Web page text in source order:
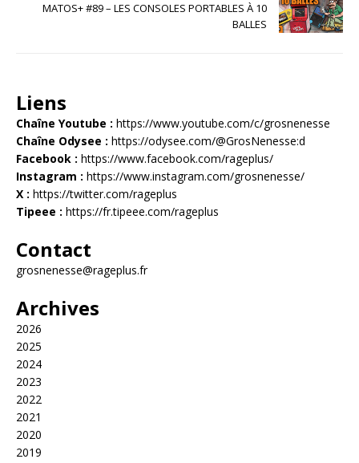
MATOS+ #89 – LES CONSOLES PORTABLES À 10
BALLES
Liens
Chaîne Youtube : https://www.youtube.com/c/grosnenesse
Chaîne Odysee : https://odysee.com/@GrosNenesse:d
Facebook : https://www.facebook.com/rageplus/
Instagram : https://www.instagram.com/grosnenesse/
X : https://twitter.com/rageplus
Tipeee : https://fr.tipeee.com/rageplus
Contact
grosnenesse@rageplus.fr
Archives
2026
2025
2024
2023
2022
2021
2020
2019